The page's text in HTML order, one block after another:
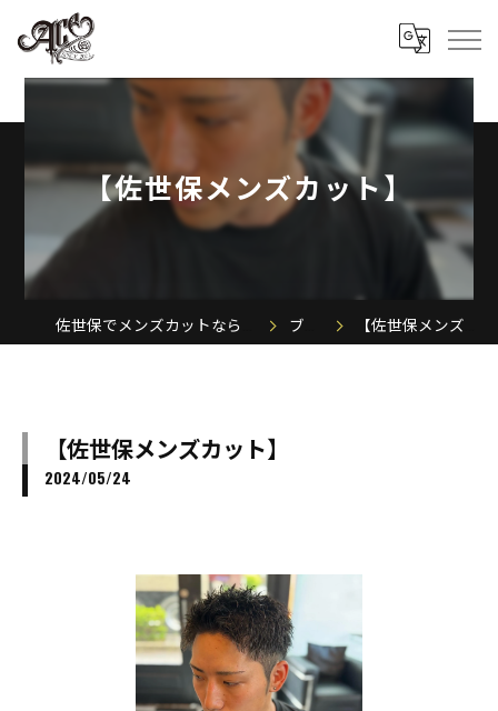
【佐世保メンズカット】
ブログ 【佐世保メンズカット】
【佐世保メンズカット】
2024/05/24